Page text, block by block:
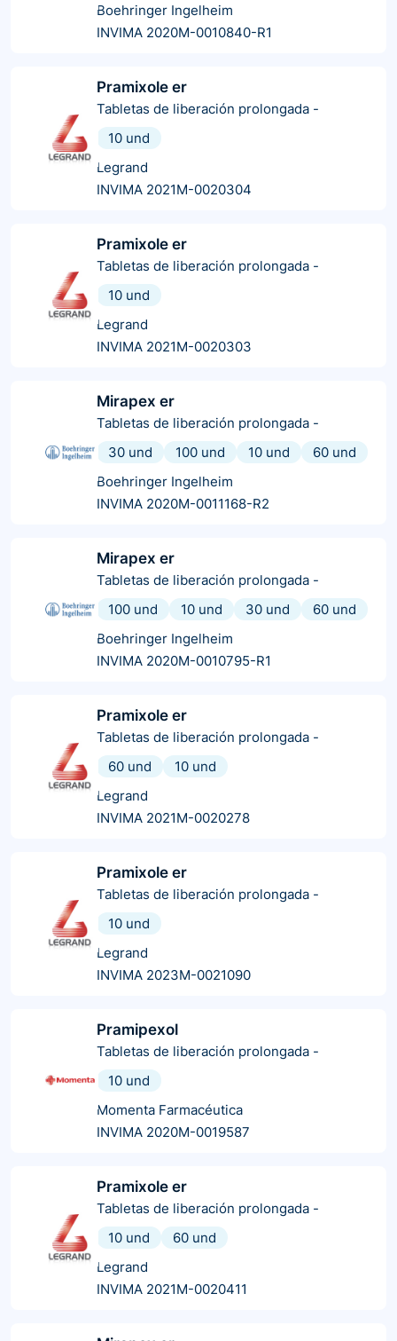
Boehringer Ingelheim
INVIMA 2020M-0010840-R1
Pramixole er
Tabletas de liberación prolongada -
10 und
Legrand
INVIMA 2021M-0020304
Pramixole er
Tabletas de liberación prolongada -
10 und
Legrand
INVIMA 2021M-0020303
Mirapex er
Tabletas de liberación prolongada -
30 und
100 und 10 und
60 und
Boehringer Ingelheim
INVIMA 2020M-0011168-R2
Mirapex er
Tabletas de liberación prolongada -
100 und
10 und 30 und
60 und
Boehringer Ingelheim
INVIMA 2020M-0010795-R1
Pramixole er
Tabletas de liberación prolongada -
60 und
10 und
Legrand
INVIMA 2021M-0020278
Pramixole er
Tabletas de liberación prolongada -
10 und
Legrand
INVIMA 2023M-0021090
Pramipexol
Tabletas de liberación prolongada -
10 und
Momenta Farmacéutica
INVIMA 2020M-0019587
Pramixole er
Tabletas de liberación prolongada -
10 und
60 und
Legrand
INVIMA 2021M-0020411